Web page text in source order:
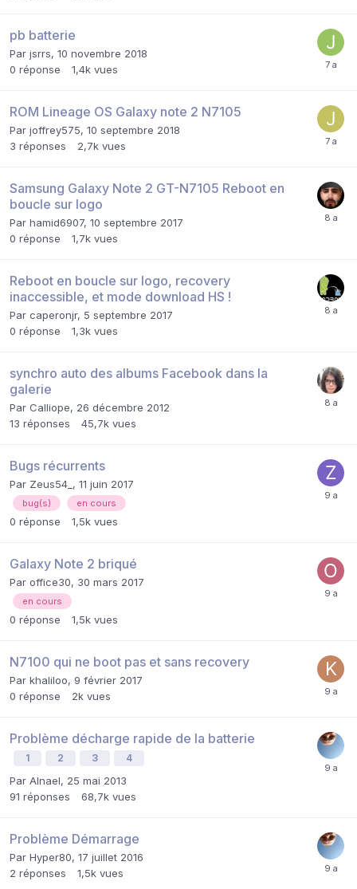
pb batterie
Par jsrrs, 10 novembre 2018
0 réponse 1,4k vues
ROM Lineage OS Galaxy note 2 N7105
Par joffrey575, 10 septembre 2018
3 réponses 2,7k vues
Samsung Galaxy Note 2 GT-N7105 Reboot en
boucle sur logo
Par hamid6907, 10 septembre 2017
0 réponse 1,7k vues
Reboot en boucle sur logo, recovery
inaccessible, et mode download HS !
Par caperonjr, 5 septembre 2017
0 réponse 1,3k vues
synchro auto des albums Facebook dans la
galerie
Par Calliope, 26 décembre 2012
13 réponses 45,7k vues
Bugs récurrents
Par Zeus54_ , 11 juin 2017
bug(s) en cours
0 réponse 1,5k vues
Galaxy Note 2 briqué
Par office30, 30 mars 2017
en cours
0 réponse 1,5k vues
N7100 qui ne boot pas et sans recovery
Par khaliloo, 9 février 2017
0 réponse 2k vues
Problème décharge rapide de la batterie
1 2 3 4
Par Alnael, 25 mai 2013
91 réponses 68,7k vues
Problème Démarrage
Par Hyper80, 17 juillet 2016
2 réponses 1,5k vues